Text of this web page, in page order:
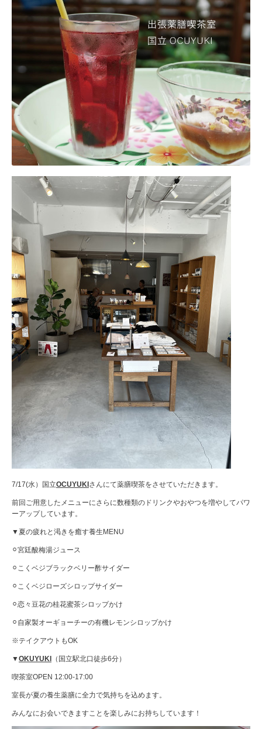
7/17(水）国立OCUYUKI さんにて薬膳喫茶をさせていただきます。
前回ご用意したメニューにさらに数種類のドリンクやおやつを増やしてパワ
ーアップしています。
▼夏の疲れと渇きを癒す養生MENU
⚪︎宮廷酸梅湯ジュース
⚪︎こくベジブラックベリー酢サイダー
⚪︎こくベジローズシロップサイダー
⚪︎恋々豆花の桂花蜜茶シロップかけ
⚪︎自家製オーギョーチーの有機レモンシロップかけ
※テイクアウトもOK
▼OKUYUKI （国立駅北口徒歩6分）
喫茶室OPEN 12:00-17:00
室長が夏の養生薬膳に全力で気持ちを込めます。
みんなにお会いできますことを楽しみにお持ちしています！